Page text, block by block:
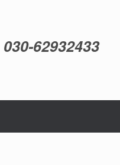
030-62932433